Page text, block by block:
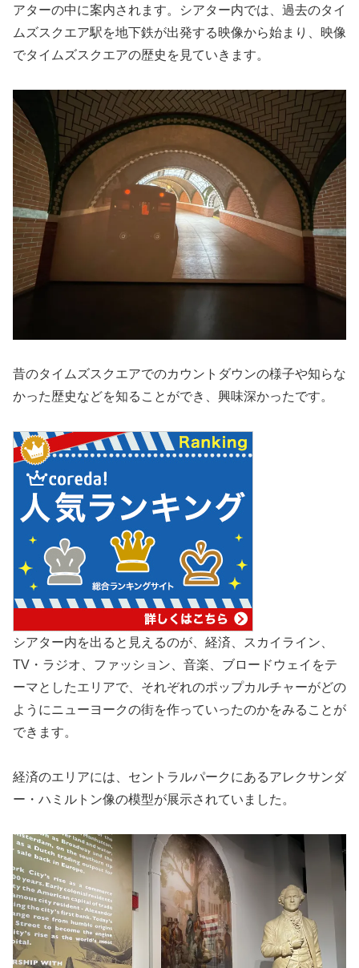
アターの中に案内されます。シアター内では、過去のタイ
ムズスクエア駅を地下鉄が出発する映像から始まり、映像
でタイムズスクエアの歴史を見ていきます。
昔のタイムズスクエアでのカウントダウンの様子や知らな
かった歴史などを知ることができ、興味深かったです。
シアター内を出ると見えるのが、経済、スカイライン、
TV・ラジオ、ファッション、音楽、ブロードウェイをテ
ーマとしたエリアで、それぞれのポップカルチャーがどの
ようにニューヨークの街を作っていったのかをみることが
できます。
経済のエリアには、セントラルパークにあるアレクサンダ
ー・ハミルトン像の模型が展示されていました。